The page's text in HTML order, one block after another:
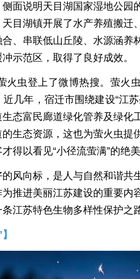
面说明天目湖国家湿地公园
目湖镇开展了水产养殖搬迁
、串联低山丘陵、水源涵养
示范区，取得了良好成效。
火虫登上了微博热搜。萤火
近几年，宿迁市围绕建设“江
态富民廊道绿化管养及绿化
生态资源，这也为萤火虫提
得以看见“小径流萤满”的绝美
风向标，是人与自然和谐共
推进美丽江苏建设的重要内
江苏特色生物多样性保护之